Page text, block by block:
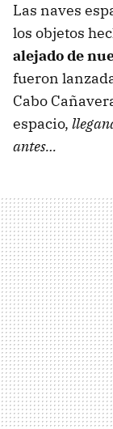
Las naves
los objetos
alejado de
fueron
Cabo
espacio,
antes…